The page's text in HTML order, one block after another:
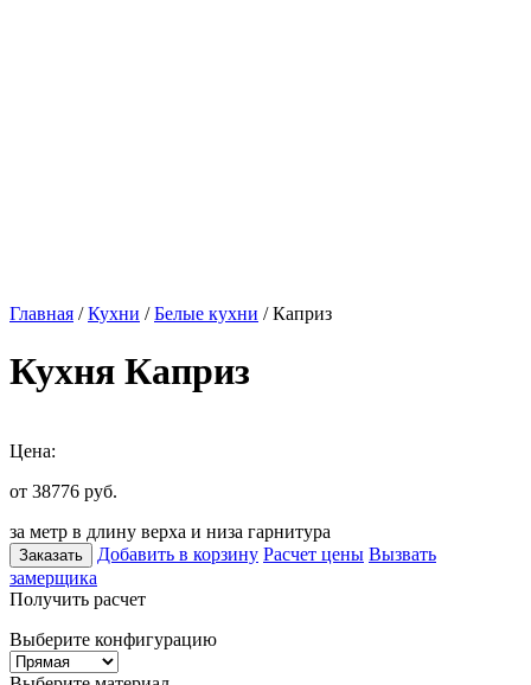
Главная /Кухни /Белые кухни / Каприз
Кухня Каприз
Цена:
от 38776 руб.
за метр в длину верха и низа гарнитура
Заказать Добавить в корзину Расчет цены Вызвать
замерщика
Получить расчет
Выберите конфигурацию